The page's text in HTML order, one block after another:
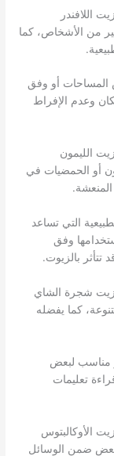
اللافندر
من الأشخاص، كما
المساحات أو وفق
وعدم الإفراط
الليمون
أو الحمضيات في
التي تساعد
وفق
تتأثر بالزيوت.
زيت شجرة الشاي
كما يفضله
مناسب لبعض
تعليمات
الأوكالبتوس
ضمن الوسائل